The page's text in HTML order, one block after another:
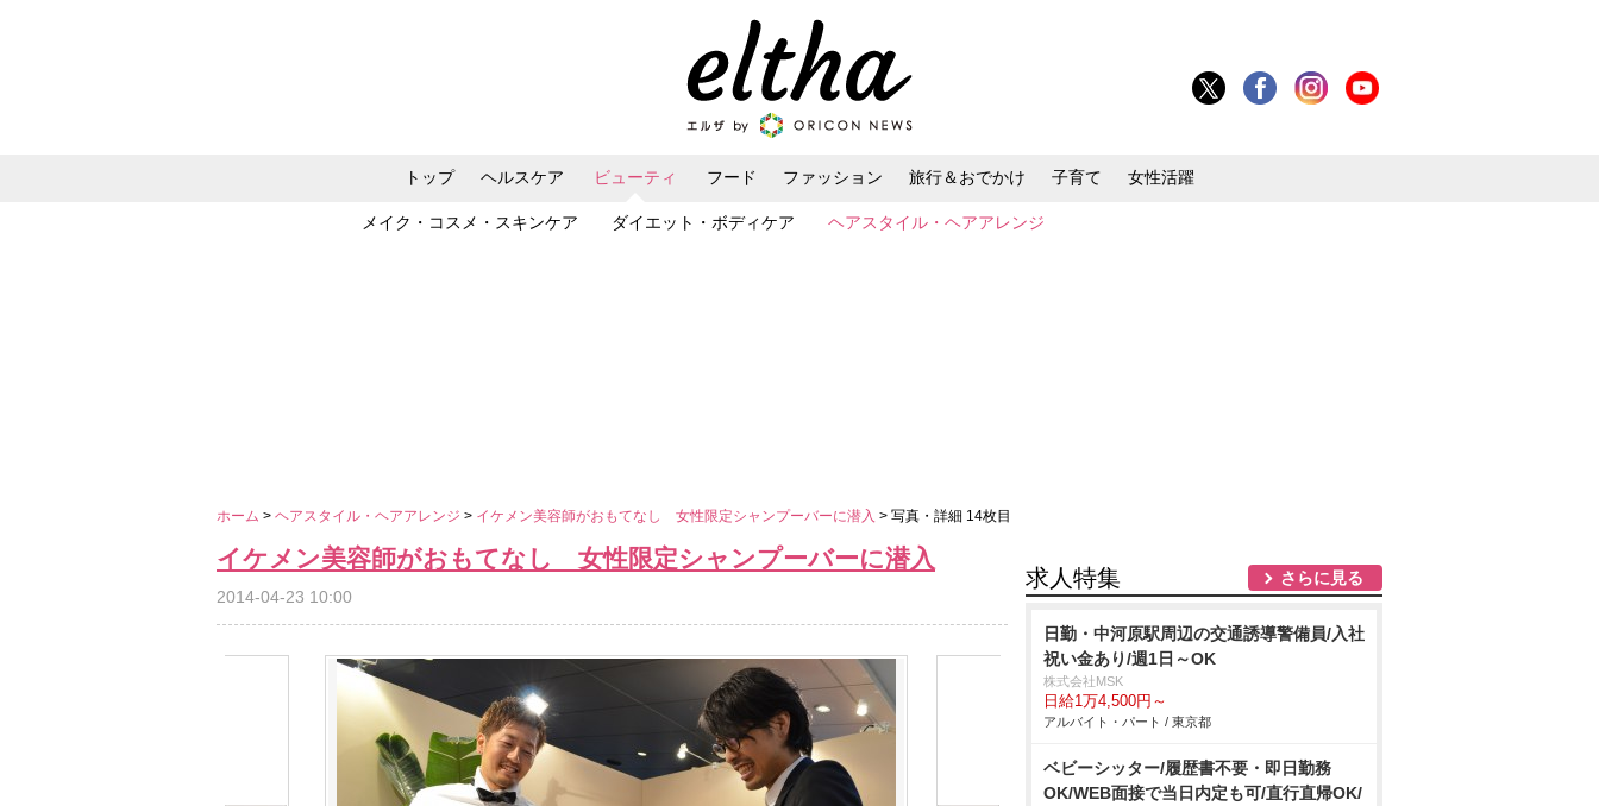
トップ ヘルスケア ビューティ
メイク・コスメ・スキンケア ダイエット・ボディケア ヘアスタイル・ヘアアレンジ
フード ファッション 旅行＆おでかけ 子育て 女性活躍
ホーム > ヘアスタイル・ヘアアレンジ > イケメン美容師がおもてなし 女性限定シャンプーバーに潜入 > 写真・詳細 14枚目
イケメン美容師がおもてなし 女性限定シャンプーバーに潜入
2014-04-23 10:00
求人特集 さらに見る
日勤・中河原駅周辺の交通誘導警備員/入社
祝い金あり/週1日～OK
株式会社MSK
日給1万4,500円～
アルバイト・パート / 東京都
ベビーシッター/履歴書不要・即日勤務
OK/WEB面接で当日内定も可/直行直帰OK/